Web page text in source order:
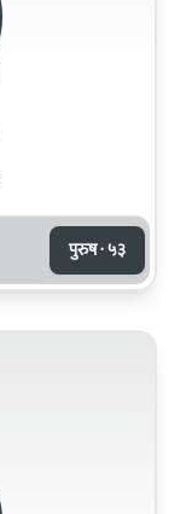
पुरुष · ५३